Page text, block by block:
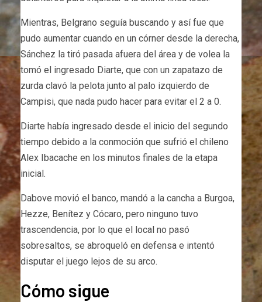
Mientras, Belgrano seguía buscando y así fue que
pudo aumentar cuando en un córner desde la derecha,
Sánchez la tiró pasada afuera del área y de volea la
tomó el ingresado Diarte, que con un zapatazo de
zurda clavó la pelota junto al palo izquierdo de
Campisi, que nada pudo hacer para evitar el 2 a 0.
Diarte había ingresado desde el inicio del segundo
tiempo debido a la conmoción que sufrió el chileno
Alex Ibacache en los minutos finales de la etapa
inicial.
Dabove movió el banco, mandó a la cancha a Burgoa,
Hezze, Benítez y Cócaro, pero ninguno tuvo
trascendencia, por lo que el local no pasó
sobresaltos, se abroqueló en defensa e intentó
disputar el juego lejos de su arco.
Cómo sigue